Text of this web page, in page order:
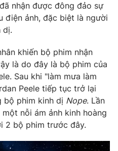
nhận được đông đảo sự
điện ảnh, đặc biệt là người
dị.
khiến bộ phim nhận
là do đây là bộ phim của
Sau khi "làm mưa làm
Peele tiếp tục trở lại
bộ phim kinh dị Nope. Lần
nỗi ám ảnh kinh hoàng
2 bộ phim trước đây.